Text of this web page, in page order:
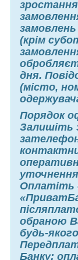
(крім
дня.
(місто,
Порядок
Залишіть
Оплатіть
обраною
будь-
Банку: